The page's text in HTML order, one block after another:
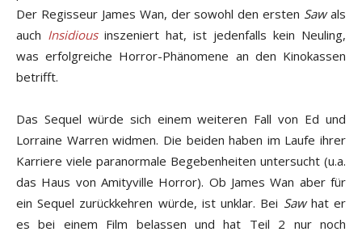
Der Regisseur James Wan, der sowohl den ersten Sawals
auch Insidiousinszeniert hat, ist jedenfalls kein Neuling,
was erfolgreiche Horror-Phänomene an den Kinokassen
betrifft.
Das Sequel würde sich einem weiteren Fall von Ed und
Lorraine Warren widmen. Die beiden haben im Laufe ihrer
Karriere viele paranormale Begebenheiten untersucht (u.a.
das Haus von Amityville Horror). Ob James Wan aber für
ein Sequel zurückkehren würde, ist unklar. Bei Sawhat er
es bei einem Film belassen und hat Teil 2 nur noch